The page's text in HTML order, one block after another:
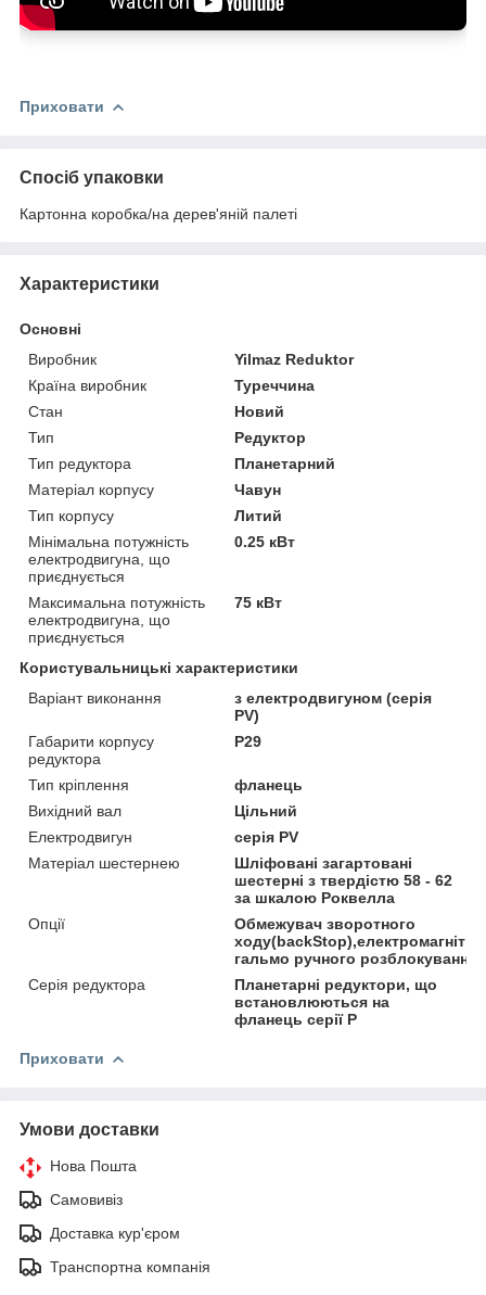
Приховати
Спосіб упаковки
Картонна коробка/на дерев'яній палеті
Характеристики
Основні
Виробник
Yilmaz Reduktor
Країна виробник
Туреччина
Стан
Новий
Тип
Редуктор
Тип редуктора
Планетарний
Матеріал корпусу
Чавун
Тип корпусу
Литий
Мінімальна потужність
електродвигуна, що
приєднується
0.25 кВт
Максимальна потужність
електродвигуна, що
приєднується
75 кВт
Користувальницькі характеристики
Варіант виконання
з електродвигуном (серія
PV)
Габарити корпусу
редуктора
P29
Тип кріплення
фланець
Вихідний вал
Цільний
Електродвигун
серія PV
Матеріал шестернею
Шліфовані загартовані
шестерні з твердістю 58 - 62
за шкалою Роквелла
Опції
Обмежувач зворотного
гальмо ручного
Серія редуктора
Планетарні редуктори, що
встановлюються на
фланець серії P
Приховати
Умови доставки
Нова Пошта
Самовивіз
Доставка кур'єром
Транспортна компанія